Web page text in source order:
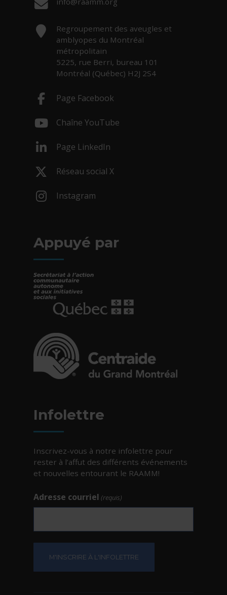
Adresse :
Regroupement des aveugles et
amblyopes du Montréal
métropolitain
5225, rue Berri, bureau 101
Montréal (Québec) H2J 2S4
Page Facebook
Chaîne YouTube
Page LinkedIn
Réseau social X
Instagram
Appuyé par
Infolettre
Inscrivez-vous à notre infolettre pour
rester à l’affut des différents événements
et nouvelles entourant le RAAMM!
Adresse courriel (requis)